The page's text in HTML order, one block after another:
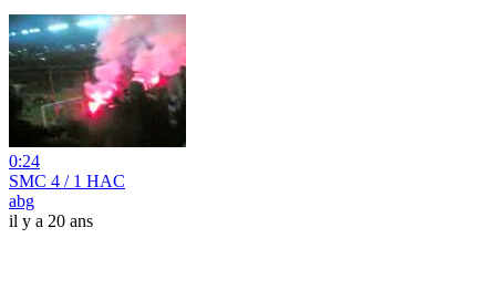
0:24
SMC 4 / 1 HAC
abg
il y a 20 ans